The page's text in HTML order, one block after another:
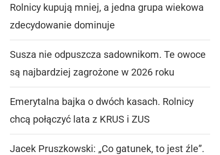
Rolnicy kupują mniej, a jedna grupa wiekowa
zdecydowanie dominuje
Susza nie odpuszcza sadownikom. Te owoce
są najbardziej zagrożone w 2026 roku
Emerytalna bajka o dwóch kasach. Rolnicy
chcą połączyć lata z KRUS i ZUS
Jacek Pruszkowski: „Co gatunek, to jest źle”.